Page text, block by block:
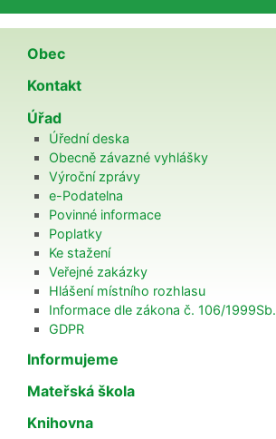
Obec
Kontakt
Úřad
Úřední deska
Obecně závazné vyhlášky
Výroční zprávy
e-Podatelna
Povinné informace
Poplatky
Ke stažení
Veřejné zakázky
Hlášení místního rozhlasu
Informace dle zákona č. 106/1999Sb.
GDPR
Informujeme
Mateřská škola
Knihovna